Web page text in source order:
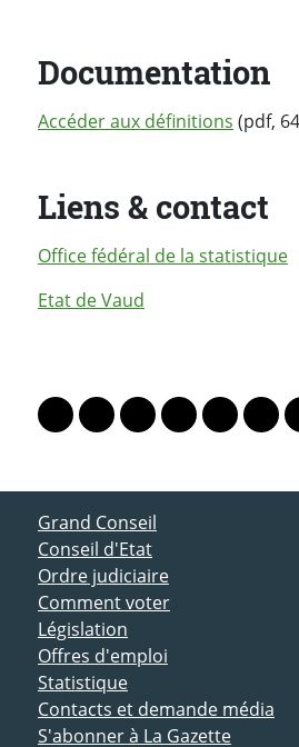
Documentation
Accéder aux définitions (pdf,
Liens & contact
Office fédéral de la statistique
Etat de Vaud
Lien vers le profil Mastodon
Lien vers le profil
Lien vers le profil
Lien vers le
Lien vers
Lien
ACCÈS DIRECT
Grand Conseil
Conseil d'Etat
Ordre judiciaire
Comment voter
Législation
Offres d'emploi
Statistique
Contacts et demande média
S'abonner à La Gazette